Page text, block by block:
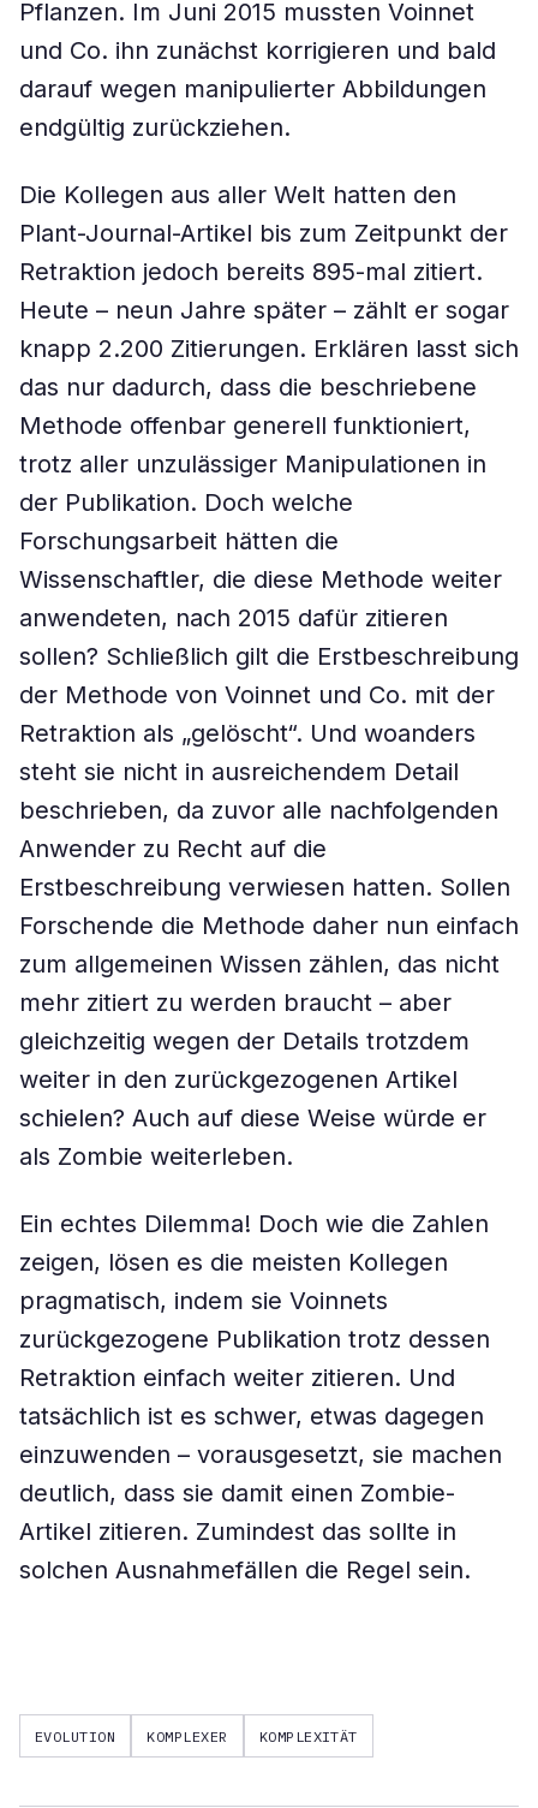
Pflanzen. Im Juni 2015 mussten Voinnet
und Co. ihn zunächst korrigieren und bald
darauf wegen manipulierter Abbildungen
endgültig zurückziehen.
Die Kollegen aus aller Welt hatten den
Plant-Journal-Artikel bis zum Zeitpunkt der
Retraktion jedoch bereits 895-mal zitiert.
Heute – neun Jahre später – zählt er sogar
knapp 2.200 Zitierungen. Erklären lasst sich
das nur dadurch, dass die beschriebene
Methode offenbar generell funktioniert,
trotz aller unzulässiger Manipulationen in
der Publikation. Doch welche
Forschungsarbeit hätten die
Wissenschaftler, die diese Methode weiter
anwendeten, nach 2015 dafür zitieren
sollen? Schließlich gilt die Erstbeschreibung
der Methode von Voinnet und Co. mit der
Retraktion als „gelöscht“. Und woanders
steht sie nicht in ausreichendem Detail
beschrieben, da zuvor alle nachfolgenden
Anwender zu Recht auf die
Erstbeschreibung verwiesen hatten. Sollen
Forschende die Methode daher nun einfach
zum allgemeinen Wissen zählen, das nicht
mehr zitiert zu werden braucht – aber
gleichzeitig wegen der Details trotzdem
weiter in den zurückgezogenen Artikel
schielen? Auch auf diese Weise würde er
als Zombie weiterleben.
Ein echtes Dilemma! Doch wie die Zahlen
zeigen, lösen es die meisten Kollegen
pragmatisch, indem sie Voinnets
zurückgezogene Publikation trotz dessen
Retraktion einfach weiter zitieren. Und
tatsächlich ist es schwer, etwas dagegen
einzuwenden – vorausgesetzt, sie machen
deutlich, dass sie damit einen Zombie-
Artikel zitieren. Zumindest das sollte in
solchen Ausnahmefällen die Regel sein.
EVOLUTION KOMPLEXER KOMPLEXITÄT